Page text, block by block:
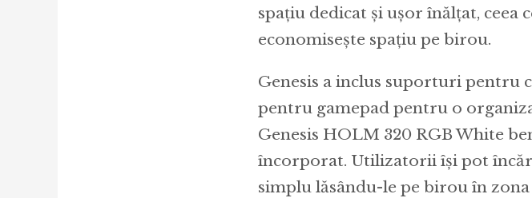
spațiu dedicat și ușor înălțat,
economisește spațiu pe birou.
Genesis a inclus suporturi pentru
pentru gamepad pentru o
Genesis HOLM 320 RGB White
încorporat. Utilizatorii își pot
simplu lăsându-le pe birou în